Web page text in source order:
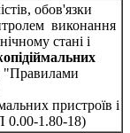
обов'язки
виконання
стані і
"Правилами
пристроїв і
0.00-1.80-18)